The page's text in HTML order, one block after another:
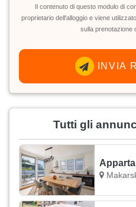
Il contenuto di questo modulo di
proprietario dell'alloggio e viene
sulla prenotazione
INVIA
Tutti gli